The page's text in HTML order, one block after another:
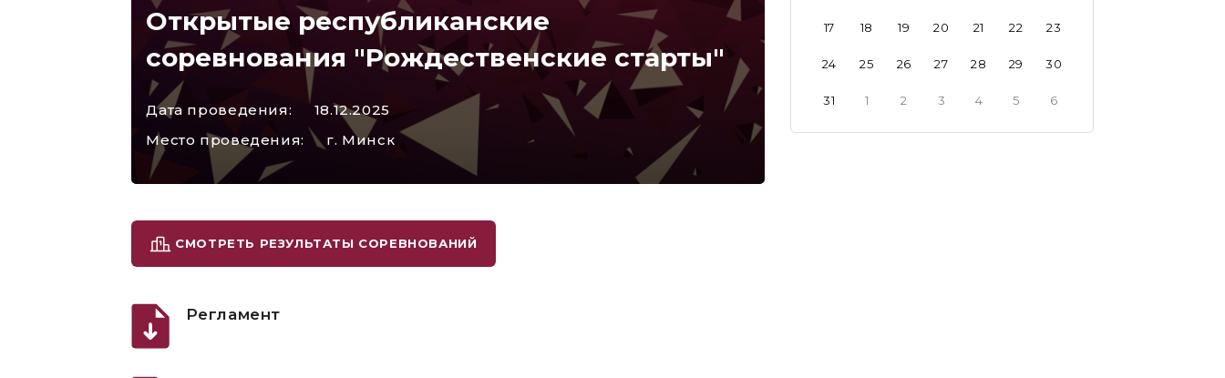
Открытые республиканские
соревнования "Рождественские старты"
Дата проведения:
18.12.2025
Место проведения:
г. Минск
СМОТРЕТЬ РЕЗУЛЬТАТЫ СОРЕВНОВАНИЙ
Регламент
17 18 19 20 21 22 23
24 25 26 27 28 29 30
31 1 2 3 4 5 6